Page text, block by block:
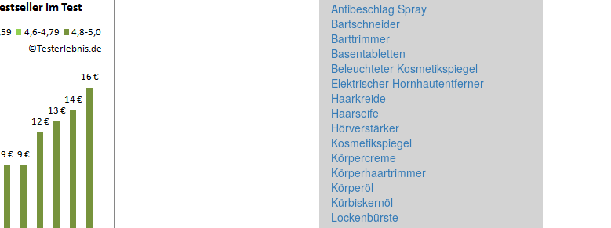
Antibeschlag Spray
Bartschneider
Barttrimmer
Basentabletten
Beleuchteter Kosmetikspiegel
Elektrischer Hornhautentferner
Haarkreide
Haarseife
Hörverstärker
Kosmetikspiegel
Körpercreme
Körperhaartrimmer
Körperöl
Kürbiskernöl
Lockenbürste